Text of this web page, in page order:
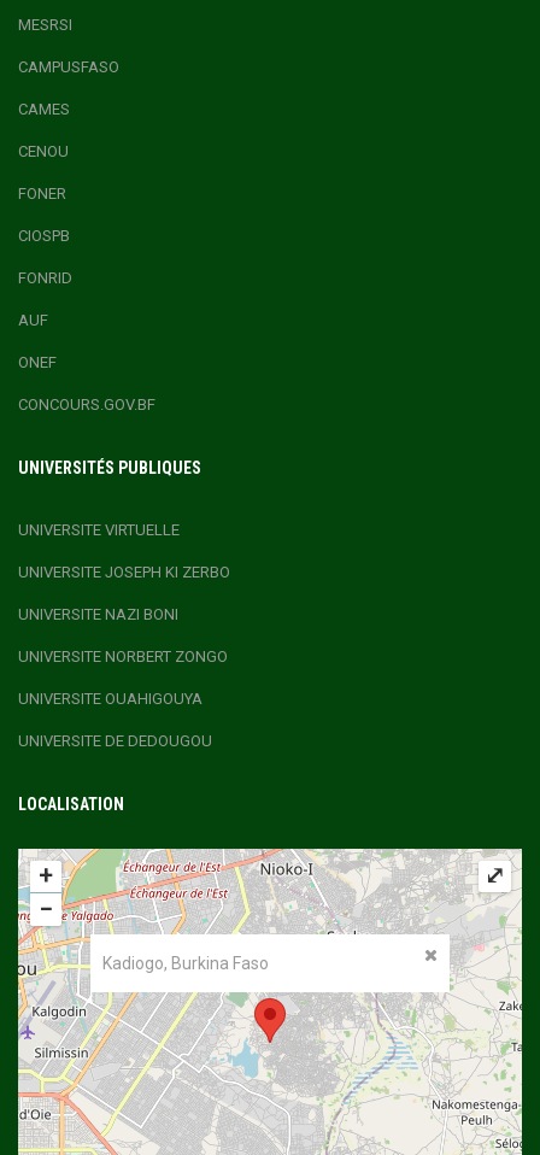
MESRSI
CAMPUSFASO
CAMES
CENOU
FONER
CIOSPB
FONRID
AUF
ONEF
CONCOURS.GOV.BF
UNIVERSITÉS PUBLIQUES
UNIVERSITE VIRTUELLE
UNIVERSITE JOSEPH KI ZERBO
UNIVERSITE NAZI BONI
UNIVERSITE NORBERT ZONGO
UNIVERSITE OUAHIGOUYA
UNIVERSITE DE DEDOUGOU
LOCALISATION
Kadiogo, Burkina Faso
+
−
⤢